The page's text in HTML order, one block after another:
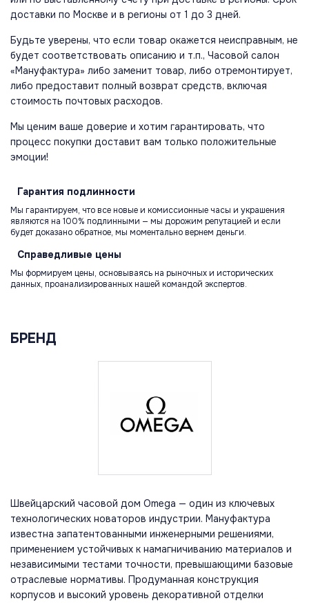
доставки по Москве и в регионы от 1 до 3 дней.
Будьте уверены, что если товар окажется неисправным, не
будет соответствовать описанию и т.п., Часовой салон
«Мануфактура» либо заменит товар, либо отремонтирует,
либо предоставит полный возврат средств, включая
стоимость почтовых расходов.
Мы ценим ваше доверие и хотим гарантировать, что
процесс покупки доставит вам только положительные
эмоции!
Гарантия подлинности
Мы гарантируем, что все новые и комиссионные часы и украшения
являются на 100% подлинными — мы дорожим репутацией и если
будет доказано обратное, мы моментально вернем деньги.
Справедливые цены
Мы формируем цены, основываясь на рыночных и исторических
данных, проанализированных нашей командой экспертов.
БРЕНД
Швейцарский часовой дом Omega — один из ключевых
технологических новаторов индустрии. Мануфактура
известна запатентованными инженерными решениями,
применением устойчивых к намагничиванию материалов и
независимыми тестами точности, превышающими базовые
отраслевые нормативы. Продуманная конструкция
корпусов и высокий уровень декоративной отделки